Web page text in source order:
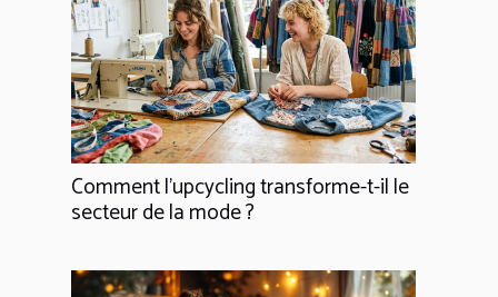
Comment l'upcycling transforme-t-il le
secteur de la mode ?